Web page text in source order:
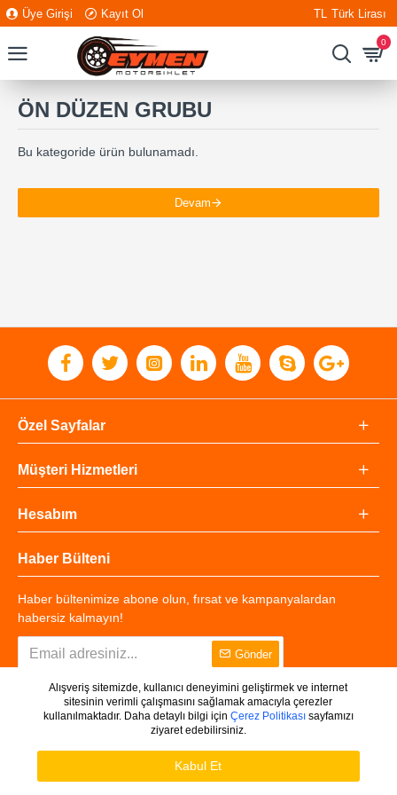
Üye Girişi Kayıt Ol TL Türk Lirası
0
ÖN DÜZEN GRUBU
Bu kategoride ürün bulunamadı.
Devam
Özel Sayfalar
Müşteri Hizmetleri
Hesabım
Haber Bülteni
Haber bültenimize abone olun, fırsat ve kampanyalardan
habersiz kalmayın!
Gönder
Copyright © 2025 - Tüm Hakları Saklıdır.
Alışveriş sitemizde, kullanıcı deneyimini geliştirmek ve internet
sitesinin verimli çalışmasını sağlamak amacıyla çerezler
kullanılmaktadır. Daha detaylı bilgi için Çerez Politikasısayfamızı
ziyaret edebilirsiniz.
Kabul Et
Ürünleri Filtrele